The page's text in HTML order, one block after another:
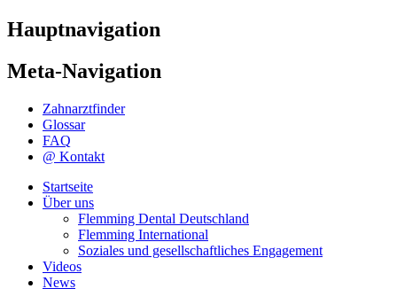
Hauptnavigation
Meta-Navigation
Zahnarztfinder
Glossar
FAQ
@ Kontakt
Startseite
Über uns
Flemming Dental Deutschland
Flemming International
Soziales und gesellschaftliches Engagement
Videos
News